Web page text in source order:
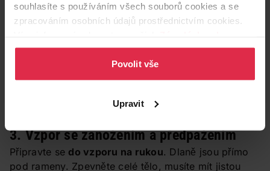
souhlasíte s používáním všech souborů cookies a se
zpracováním osobních údajů prostřednictvím cookies.
osobních údajů.
Povolit vše
Upravit
Zdraví a lifestyle
Hubnutí: Lze zhubnout jen v určitých partiích?
nechce hubené nohy. Je vůbec možné zhubnout jen v
jsme se trenérky Mgr. Kateřiny Hrubé, která se
hubnutí cvičení
3. Vzpor se zanožením a předpažením
Připravte se do vzporu na rukou. Dlaně jsou přímo
pod rameny. Zpevněte celé tělo, musíte mít jistou